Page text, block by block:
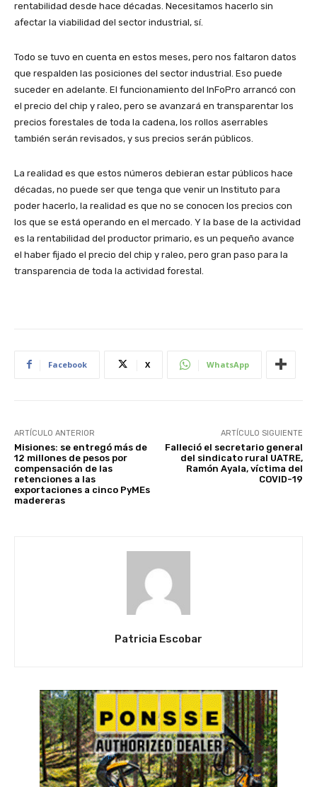
rentabilidad desde hace décadas. Necesitamos hacerlo sin
afectar la viabilidad del sector industrial, sí.
Todo se tuvo en cuenta en estos meses, pero nos faltaron datos
que respalden las posiciones del sector industrial. Eso puede
suceder en adelante. El funcionamiento del InFoPro arrancó con
el precio del chip y raleo, pero se avanzará en transparentar los
precios forestales de toda la cadena, los rollos aserrables
también serán revisados, y sus precios serán públicos.
La realidad es que estos números debieran estar públicos hace
décadas, no puede ser que tenga que venir un Instituto para
poder hacerlo, la realidad es que no se conocen los precios con
los que se está operando en el mercado. Y la base de la actividad
es la rentabilidad del productor primario, es un pequeño avance
el haber fijado el precio del chip y raleo, pero gran paso para la
transparencia de toda la actividad forestal.
Facebook X WhatsApp
ARTÍCULO ANTERIOR
Misiones: se entregó más de
12 millones de pesos por
compensación de las
retenciones a las
exportaciones a cinco PyMEs
madereras
ARTÍCULO SIGUIENTE
Falleció el secretario general
del sindicato rural UATRE,
Ramón Ayala, víctima del
COVID-19
Patricia Escobar